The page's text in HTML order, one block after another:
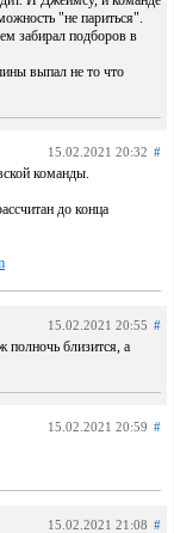
"не париться".
забирал подборов в
выпал не то что
15.02.2021 20:32 #
команды.
до конца
15.02.2021 20:55 #
близится, а
15.02.2021 20:59 #
15.02.2021 21:08 #